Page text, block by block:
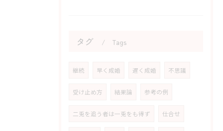
タグ Tags
継続 早く成婚 遅く成婚 不思議
受け止め方 結果論 参考の例
二兎を追う者は一兎をも得ず 仕合せ